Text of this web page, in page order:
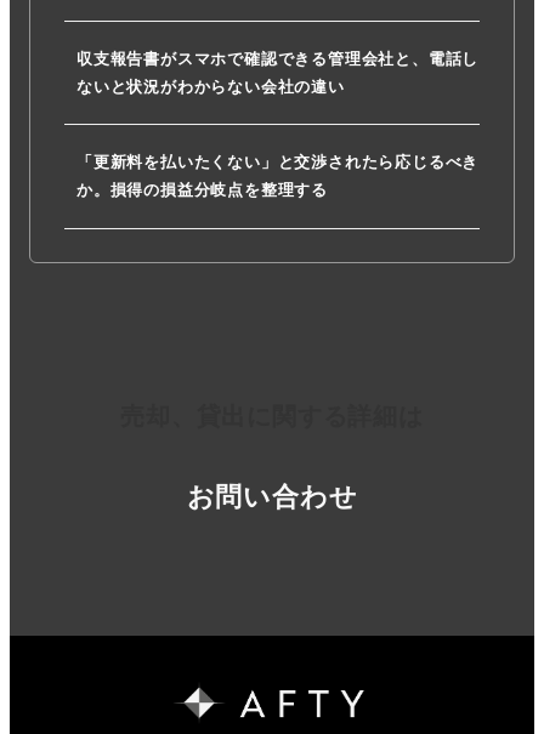
収支報告書がスマホで確認できる管理会社と、電話し
ないと状況がわからない会社の違い
「更新料を払いたくない」と交渉されたら応じるべき
か。損得の損益分岐点を整理する
お問い合わせ